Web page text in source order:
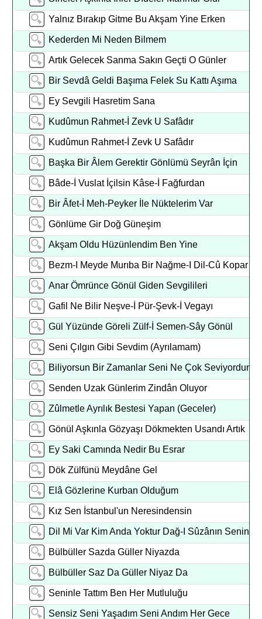
Yalnız Bırakıp Gitme Bu Akşam Yine Erken
Kederden Mi Neden Bilmem
Artık Gelecek Sanma Sakın Geçti O Günler
Bir Sevdâ Geldi Başıma Felek Su Kattı Aşıma
Ey Sevgili Hasretim Sana
Kudûmun Rahmet-İ Zevk U Safâdır
Kudûmun Rahmet-İ Zevk U Safâdır
Başka Bir Âlem Gerektir Gönlümü Seyrân İçin
Bâde-İ Vuslat İçilsin Kâse-İ Fağfurdan
Bir Âfet-İ Meh-Peyker İle Nüktelerim Var
Gönlüme Gir Doğ Güneşim
Akşam Oldu Hüzünlendim Ben Yine
Bezm-I Meyde Murıba Bir Nağme-I Dil-Cû Kopar
Anar Ömrünce Gönül Giden Sevgilileri
Gafil Ne Bilir Neşve-İ Pür-Şevk-İ Vegayı
Gül Yüzünde Göreli Zülf-İ Semen-Sây Gönül
Seni Çılgın Gibi Sevdim (Ayrılamam)
Biliyorsun Bir Zamanlar Seni Ne Çok Seviyordum
Senden Uzak Günlerim Zindân Oluyor
Zûlmetle Ayrılık Bestesi Yapan (Geceler)
Gönül Aşkınla Gözyaşı Dökmekten Usandı Artık
Ey Saki Camında Nedir Bu Esrar
Dök Zülfünü Meydâne Gel
Elâ Gözlerine Kurban Olduğum
Kız Sen İstanbul'un Neresindensin
Dil Mi Var Kim Anda Yoktur Dağ-I Sûzânın Senin
Bülbüller Sazda Güller Niyazda
Bülbüller Saz Da Güller Niyaz Da
Seninle Tattım Ben Her Mutluluğu
Sensiz Seni Yaşadım Seni Andım Her Gece